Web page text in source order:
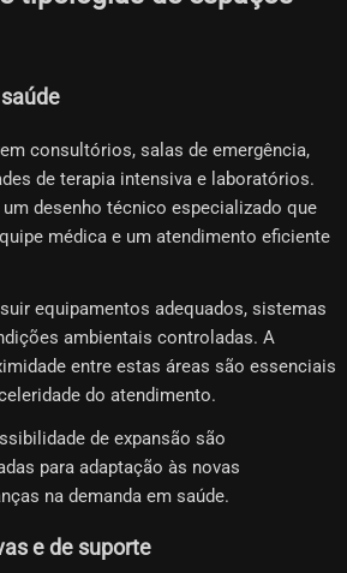
consultórios, salas de emergência,
de terapia intensiva e laboratórios.
desenho técnico especializado que
médica e um atendimento eficiente
equipamentos adequados, sistemas
ambientais controladas. A
entre estas áreas são essenciais
do atendimento.
de expansão são
para adaptação às novas
na demanda em saúde.
e de suporte